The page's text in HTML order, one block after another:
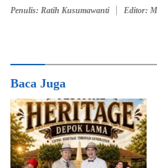
Penulis: Ratih Kusumawanti Editor:
Baca Juga